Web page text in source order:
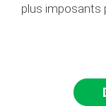
plus imposants